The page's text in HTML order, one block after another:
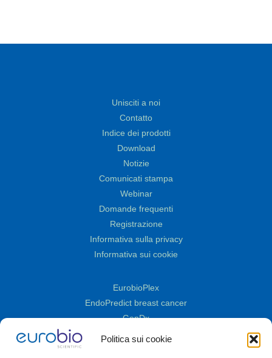
Politica sui cookie
Unisciti a noi
Contatto
Indice dei prodotti
Download
Notizie
Comunicati stampa
Webinar
Domande frequenti
Registrazione
Informativa sulla privacy
Informativa sui cookie
EurobioPlex
EndoPredict breast cancer
GenDx
Cornea